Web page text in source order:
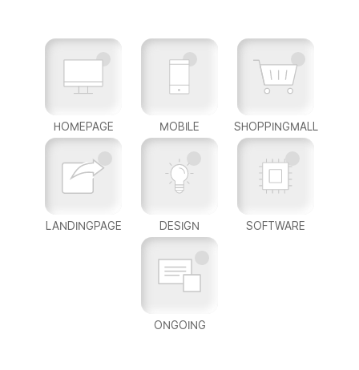
HOMEPAGE MOBILE SHOPPINGMALL
LANDINGPAGE DESIGN SOFTWARE
ONGOING